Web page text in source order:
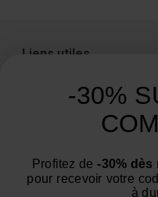
Liens utiles
Nous contacter par email
-30%
Profitez de -30% dès
pour recevoir votre
à